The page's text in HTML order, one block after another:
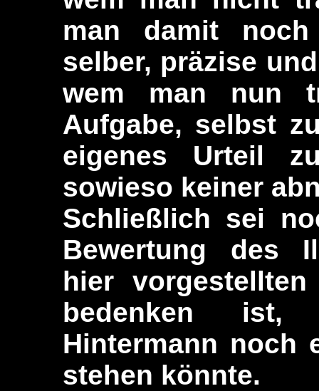
man damit
selber, präzise
wem man nun
Aufgabe, selbst
eigenes Urteil
sowieso keiner
Schließlich sei
Bewertung des
hier
bedenken
Hintermann noch
stehen könnte.